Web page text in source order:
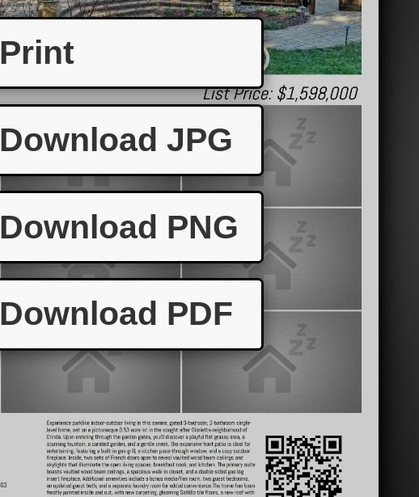
Print
Download JPG
Download PNG
Download PDF